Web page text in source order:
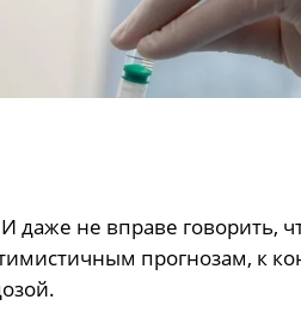
не вправе говорить,
прогнозам, к